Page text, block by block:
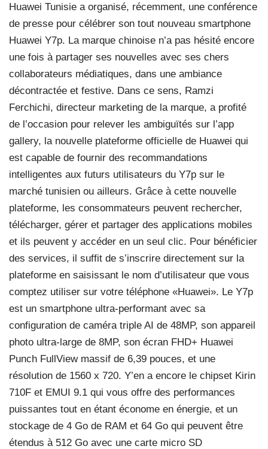
Huawei Tunisie a organisé, récemment, une conférence
de presse pour célébrer son tout nouveau smartphone
Huawei Y7p. La marque chinoise n’a pas hésité encore
une fois à partager ses nouvelles avec ses chers
collaborateurs médiatiques, dans une ambiance
décontractée et festive. Dans ce sens, Ramzi
Ferchichi, directeur marketing de la marque, a profité
de l’occasion pour relever les ambiguïtés sur l’app
gallery, la nouvelle plateforme officielle de Huawei qui
est capable de fournir des recommandations
intelligentes aux futurs utilisateurs du Y7p sur le
marché tunisien ou ailleurs. Grâce à cette nouvelle
plateforme, les consommateurs peuvent rechercher,
télécharger, gérer et partager des applications mobiles
et ils peuvent y accéder en un seul clic. Pour bénéficier
des services, il suffit de s’inscrire directement sur la
plateforme en saisissant le nom d’utilisateur que vous
comptez utiliser sur votre téléphone «Huawei». Le Y7p
est un smartphone ultra-performant avec sa
configuration de caméra triple AI de 48MP, son appareil
photo ultra-large de 8MP, son écran FHD+ Huawei
Punch FullView massif de 6,39 pouces, et une
résolution de 1560 x 720. Y’en a encore le chipset Kirin
710F et EMUI 9.1 qui vous offre des performances
puissantes tout en étant économe en énergie, et un
stockage de 4 Go de RAM et 64 Go qui peuvent être
étendus à 512 Go avec une carte micro SD